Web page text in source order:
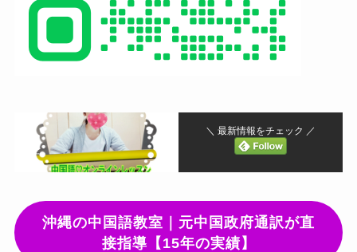
＼ 最新情報をチェック ／
沖縄の中国語教室｜元中国政府通訳が直
接指導【15年の実績】